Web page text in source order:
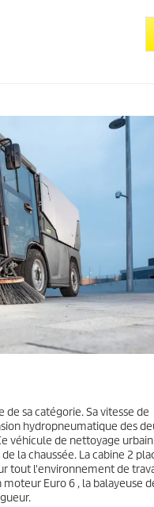
sa catégorie. Sa vitesse de
hydropneumatique des
véhicule de nettoyage
la chaussée. La cabine 2
tout l'environnement de
Euro 6 , la balayeuse